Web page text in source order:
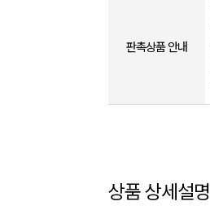
판촉상품 안내
상품 상세설명